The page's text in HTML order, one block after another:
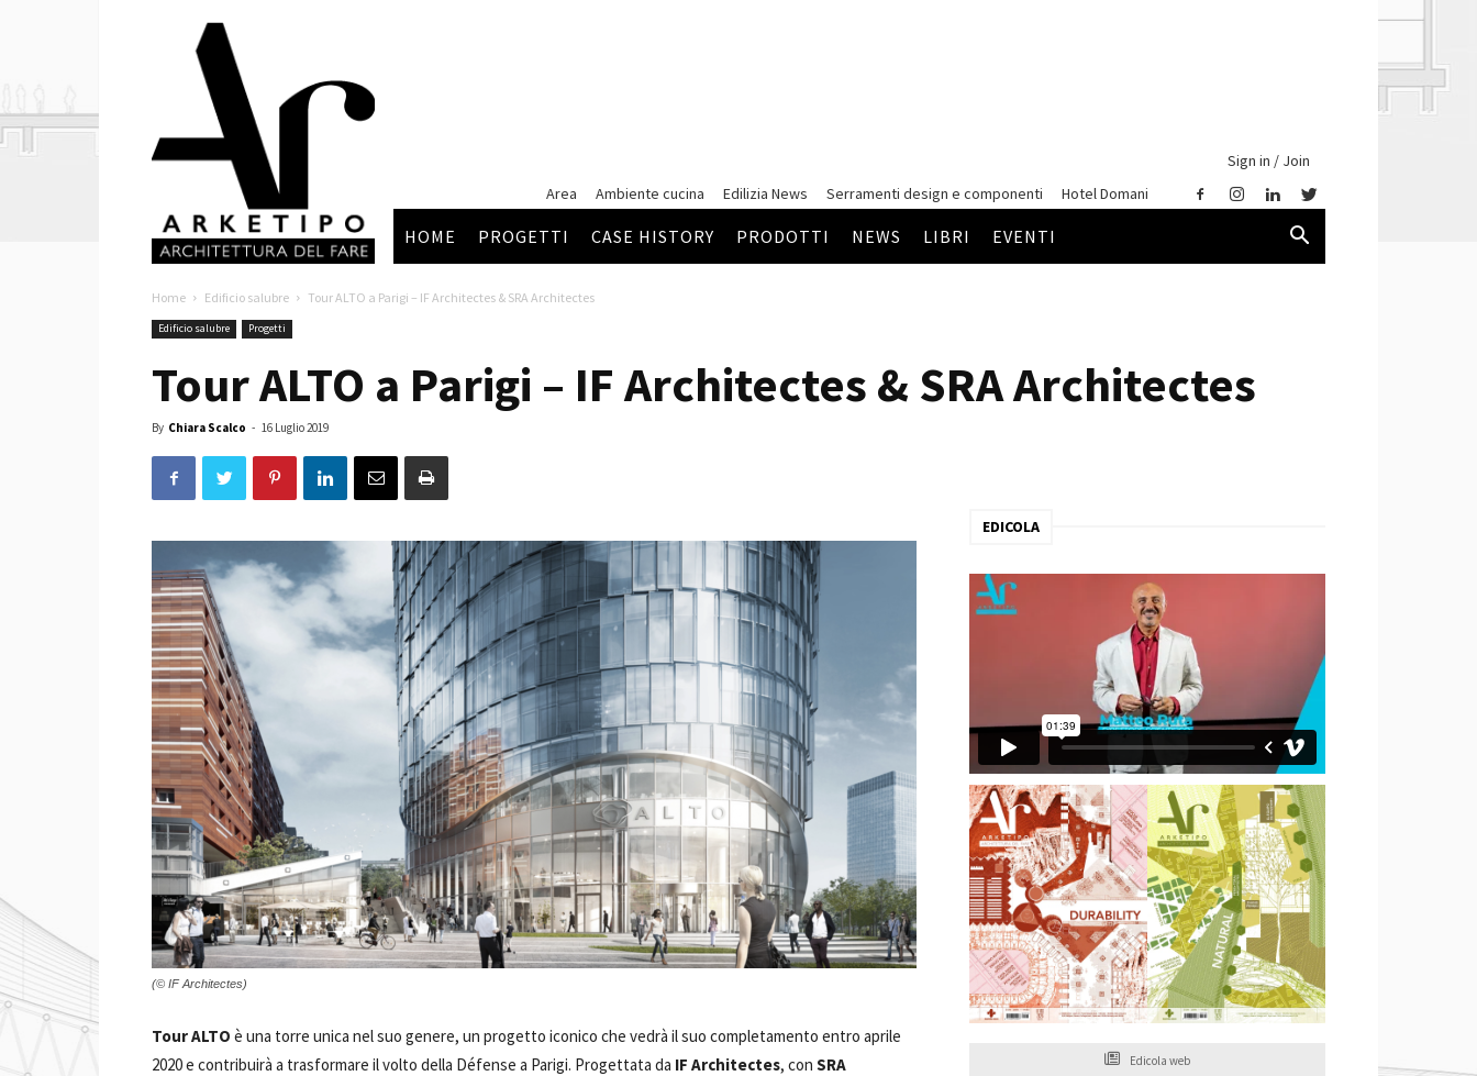
Arketipo
Sign in / Join
Area
Ambiente cucina Edilizia News Serramenti design e componenti Hotel Domani
HOME PROGETTI CASE HISTORY PRODOTTI NEWS LIBRI EVENTI
Home Edificio salubre Tour ALTO a Parigi – IF Architectes & SRA Architectes
Edificio salubre Progetti
Tour ALTO a Parigi – IF Architectes & SRA Architectes
By Chiara Scalco - 16 Luglio 2019
(© IF Architectes)
Tour ALTO è una torre unica nel suo genere, un progetto iconico che vedrà il suo completamento entro aprile
2020 e contribuirà a trasformare il volto della Défense a Parigi. Progettata da IF Architectes, con SRA
EDICOLA
Edicola web